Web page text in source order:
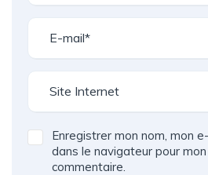
Enregistrer mon nom, mon
dans le navigateur pour
commentaire.